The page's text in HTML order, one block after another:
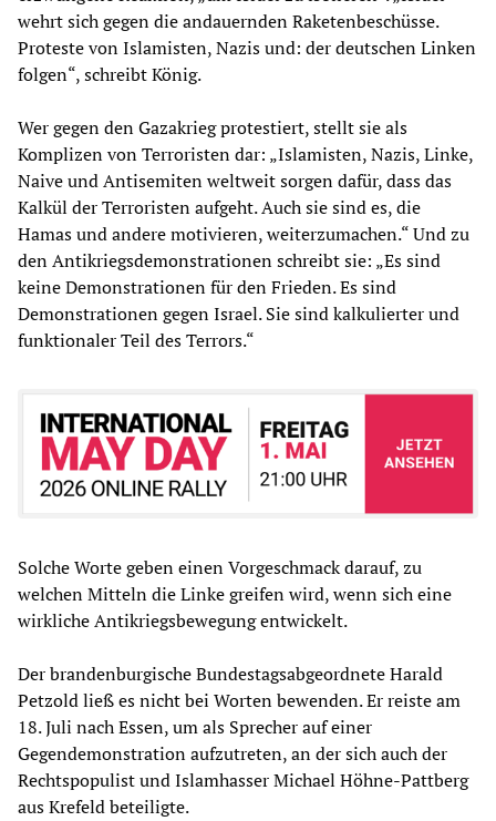
wehrt sich gegen die andauernden Raketenbeschüsse.
Proteste von Islamisten, Nazis und: der deutschen Linken
folgen“, schreibt König.
Wer gegen den Gazakrieg protestiert, stellt sie als
Komplizen von Terroristen dar: „Islamisten, Nazis, Linke,
Naive und Antisemiten weltweit sorgen dafür, dass das
Kalkül der Terroristen aufgeht. Auch sie sind es, die
Hamas und andere motivieren, weiterzumachen.“ Und zu
den Antikriegsdemonstrationen schreibt sie: „Es sind
keine Demonstrationen für den Frieden. Es sind
Demonstrationen gegen Israel. Sie sind kalkulierter und
funktionaler Teil des Terrors.“
Solche Worte geben einen Vorgeschmack darauf, zu
welchen Mitteln die Linke greifen wird, wenn sich eine
wirkliche Antikriegsbewegung entwickelt.
Der brandenburgische Bundestagsabgeordnete Harald
Petzold ließ es nicht bei Worten bewenden. Er reiste am
18. Juli nach Essen, um als Sprecher auf einer
Gegendemonstration aufzutreten, an der sich auch der
Rechtspopulist und Islamhasser Michael Höhne-Pattberg
aus Krefeld beteiligte.